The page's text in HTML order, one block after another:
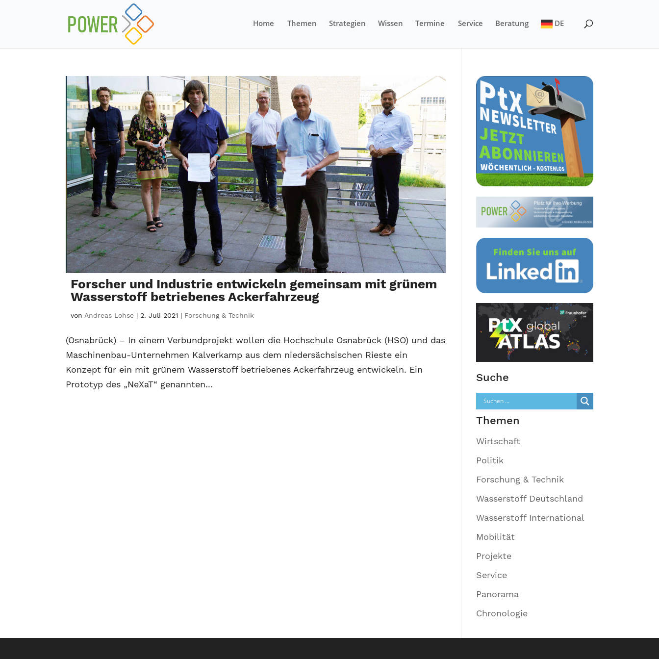
Home Themen Strategien Wissen Termine Service Beratung DE
Forscher und Industrie entwickeln gemeinsam mit grünem
Wasserstoff betriebenes Ackerfahrzeug
vonAndreas Lohse |2. Juli 2021 | Forschung & Technik
(Osnabrück) – In einem Verbundprojekt wollen die Hochschule Osnabrück (HSO) und das
Maschinenbau-Unternehmen Kalverkamp aus dem niedersächsischen Rieste ein
Konzept für ein mit grünem Wasserstoff betriebenes Ackerfahrzeug entwickeln. Ein
Prototyp des „NeXaT“ genannten...
Suche
Themen
Wirtschaft
Politik
Forschung & Technik
Wasserstoff Deutschland
Wasserstoff International
Mobilität
Projekte
Service
Panorama
Chronologie